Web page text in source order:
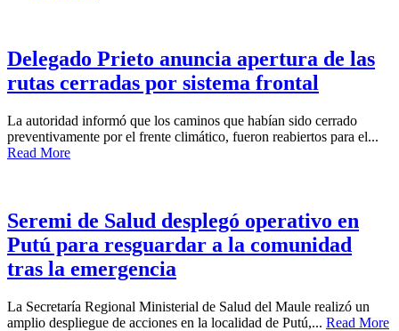
Delegado Prieto anuncia apertura de las
rutas cerradas por sistema frontal
La autoridad informó que los caminos que habían sido cerrado
preventivamente por el frente climático, fueron reabiertos para el...
Read More
Seremi de Salud desplegó operativo en
Putú para resguardar a la comunidad
tras la emergencia
La Secretaría Regional Ministerial de Salud del Maule realizó un
amplio despliegue de acciones en la localidad de Putú,... Read More